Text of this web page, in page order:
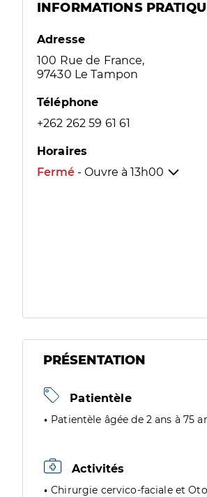
INFORMATIONS
Adresse
100 Rue de France,
97430 Le Tampon
Téléphone
+262 262 59 61 61
Horaires
Fermé - Ouvre à 13h00
PRÉSENTATION
Patientèle
Patientèle âgée de 2 ans à 75
Activités
Chirurgie cervico-faciale et